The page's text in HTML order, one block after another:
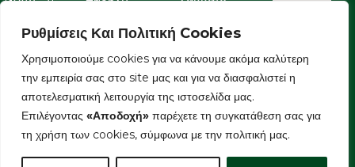
Ρυθμίσεις Και Πολιτική Cookies
Χρησιμοποιούμε cookies για να κάνουμε ακόμα καλύτερη
την εμπειρία σας στο site μας και για να διασφαλιστεί η
αποτελεσματική λειτουργία της ιστοσελίδα μας.
Επιλέγοντας «Αποδοχή» παρέχετε τη συγκατάθεση σας για
τη χρήση των cookies, σύμφωνα με την πολιτική μας.
Γραμματεία
Κολυμβητικού:
+30
2109323632
info@aonsmilon.gr
09:00-
22:00
Κυριακή
09:00-
22:00